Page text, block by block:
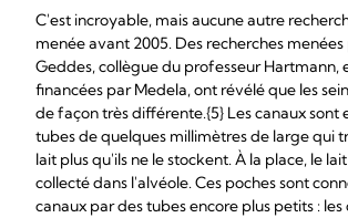
C'est incroyable, mais aucune autre
menée avant 2005. Des recherches
Geddes, collègue du professeur Hartmann,
financées par Medela, ont révélé que les
de façon très différente.{5} Les canaux sont
tubes de quelques millimètres de large qui
lait plus qu'ils ne le stockent. À la place, le
collecté dans l'alvéole. Ces poches sont
canaux par des tubes encore plus petits : les